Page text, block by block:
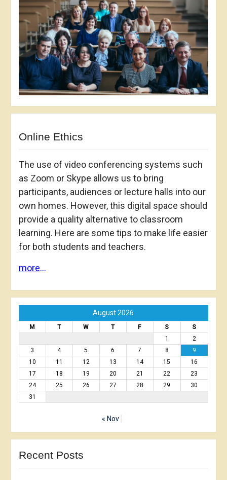
Online Ethics
The use of video conferencing systems such
as Zoom or Skype allows us to bring
participants, audiences or lecture halls into our
own homes. However, this digital space should
provide a quality alternative to classroom
learning. Here are some tips to make life easier
for both students and teachers.
more…
August 2026
M T W T F S
S
1
2
3
4 5 6 7 8
9
10
11 12 13 14 15
16
17
18 19 20 21 22
23
24
25 26 27 28 29
30
31
« Nov
Recent Posts